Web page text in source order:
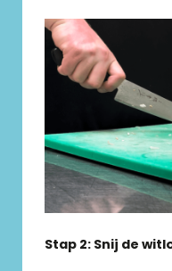
Stap 2: Snij de